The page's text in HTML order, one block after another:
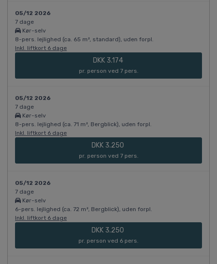
05/12 2026
7 dage
Kør-selv
8-pers. lejlighed (ca. 65 m², standard), uden forpl.
Inkl. liftkort 6 dage
DKK 3.174
pr. person ved 7 pers.
05/12 2026
7 dage
Kør-selv
8-pers. lejlighed (ca. 71 m², Bergblick), uden forpl.
Inkl. liftkort 6 dage
DKK 3.250
pr. person ved 7 pers.
05/12 2026
7 dage
Kør-selv
6-pers. lejlighed (ca. 72 m², Bergblick), uden forpl.
Inkl. liftkort 6 dage
DKK 3.250
pr. person ved 6 pers.